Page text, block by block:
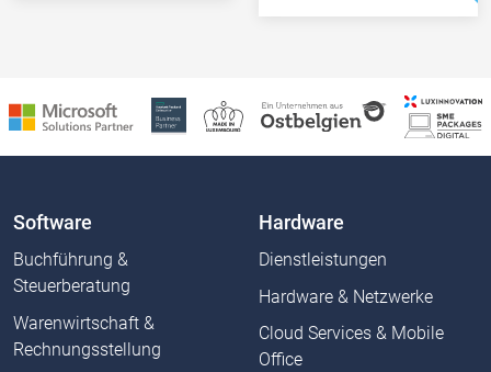
Software
Buchführung &
Steuerberatung
Warenwirtschaft &
Rechnungsstellung
Hardware
Dienstleistungen
Hardware & Netzwerke
Cloud Services & Mobile
Office